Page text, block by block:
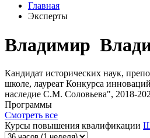
Главная
Эксперты
Владимир
Кандидат исторических наук,
школе, лауреат Конкурса
наследие С.М. Соловьева", 2018-
Программы
Смотреть все
Курсы повышения квалификации